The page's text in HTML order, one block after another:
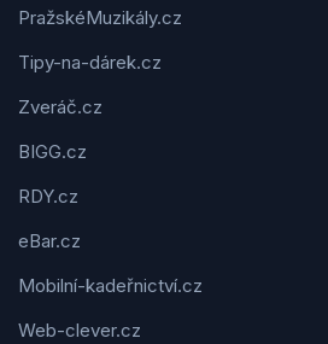
PražskéMuzikály.cz
Tipy-na-dárek.cz
Zveráč.cz
BIGG.cz
RDY.cz
eBar.cz
Mobilní-kadeřnictví.cz
Web-clever.cz